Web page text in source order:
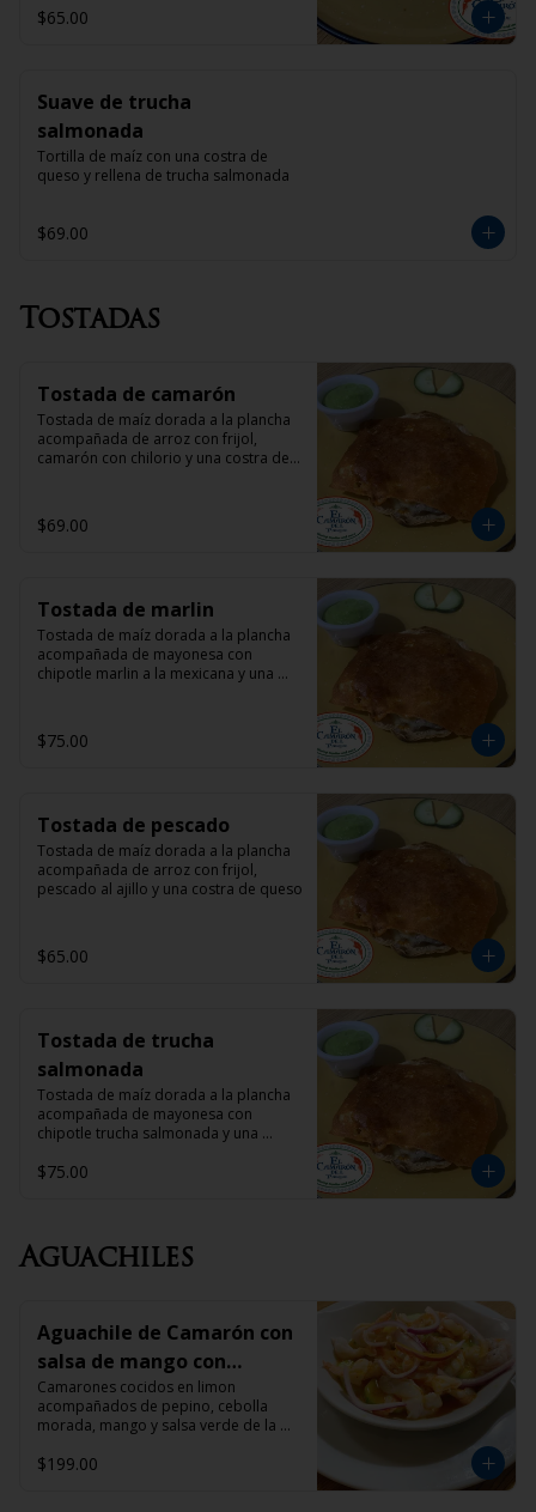
$65.00
Suave de trucha
salmonada
Tortilla de maíz con una costra de
queso y rellena de trucha salmonada
$69.00
Tostadas
Tostada de camarón
Tostada de maíz dorada a la plancha
acompañada de arroz con frijol,
camarón con chilorio y una costra de
$69.00
Tostada de marlin
Tostada de maíz dorada a la plancha
acompañada de mayonesa con
chipotle marlin a la mexicana y una
$75.00
Tostada de pescado
Tostada de maíz dorada a la plancha
acompañada de arroz con frijol,
pescado al ajillo y una costra de queso
$65.00
Tostada de trucha
salmonada
Tostada de maíz dorada a la plancha
acompañada de mayonesa con
chipotle trucha salmonada y una
$75.00
Aguachiles
Aguachile de Camarón con
salsa de mango con
habanero
Camarones cocidos en limon
acompañados de pepino, cebolla
morada, mango y salsa verde de la
$199.00